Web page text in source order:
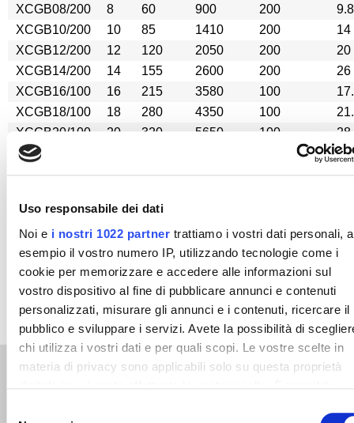
Uso responsabile dei dati
Noi e i nostri 1022 partnertrattiamo i vostri dati personali,
esempio il vostro numero IP, utilizzando tecnologie come i
cookie per memorizzare e accedere alle informazioni sul
vostro dispositivo al fine di pubblicare annunci e contenuti
personalizzati, misurare gli annunci e i contenuti, ricercare il
pubblico e sviluppare i servizi. Avete la possibilità di
chi utilizza i vostri dati e per quali scopi. Le vostre scelte in
materia di privacy sono applicabili solo su questa proprietà
XCGB08/200 8 60 900 200
9.8
XCGB10/200
10 85 1410 200
14
XCGB12/200
12 120 2050 200
20
XCGB14/200
14 155 2600 200
26
XCGB16/100
16 215 3580 100
XCGB18/100
18 280 4350 100
XCGB20/100
20 320 5650 100
28
XCGB22/100
32
XCGB24/100
24 420 7470 100
40
XCGB28/100
28 600
XCGB30/100
30 640 12000 100 61